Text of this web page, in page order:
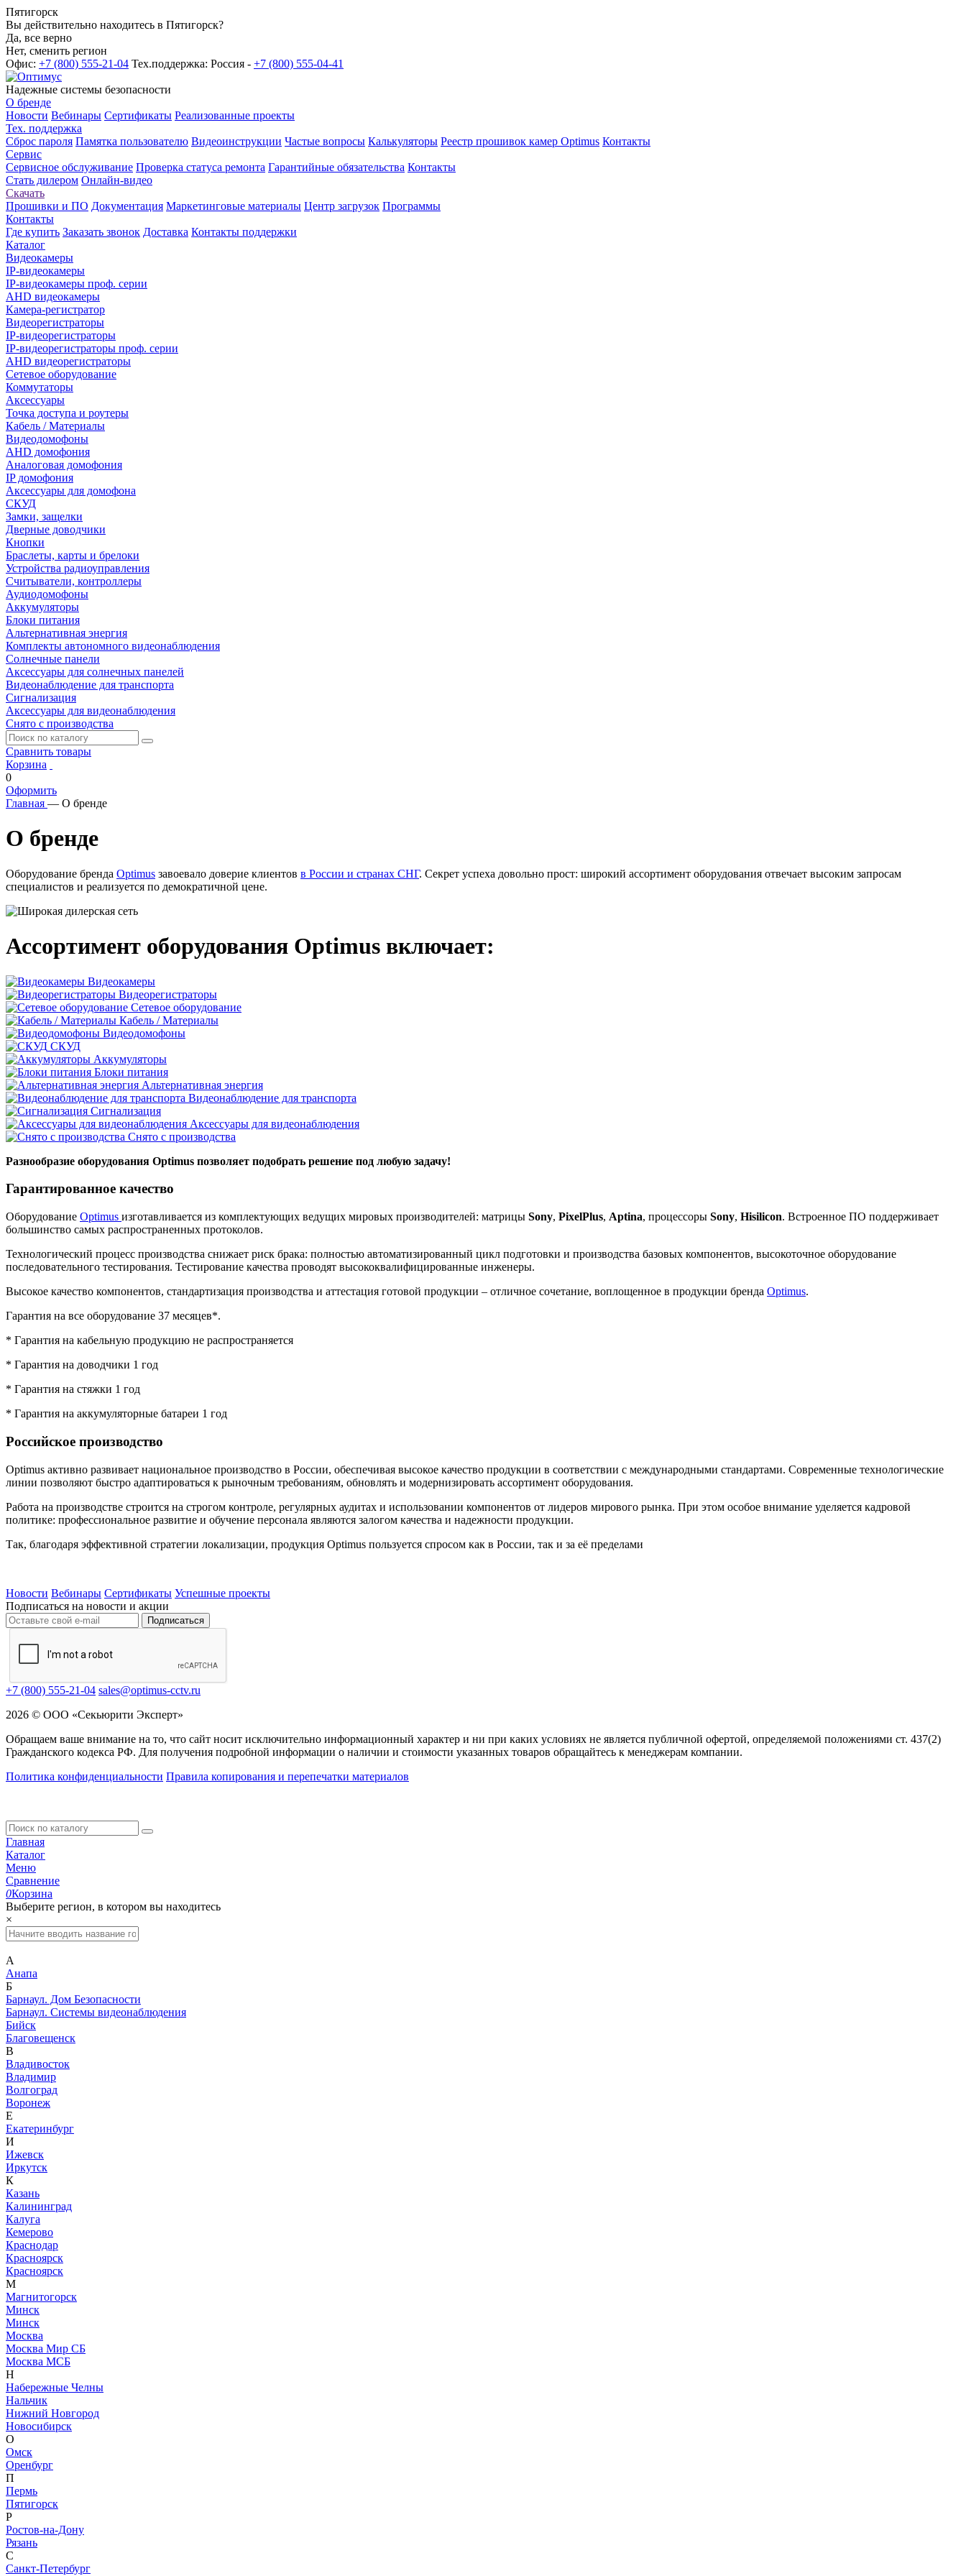
Пятигорск
Вы действительно находитесь в Пятигорск?
Да, все верно
Нет, сменить регион
Офис: +7 (800) 555-21-04 Тех.поддержка: Россия - +7 (800) 555-04-41
Надежные системы безопасности
О бренде
Новости Вебинары Сертификаты Реализованные проекты
Тех. поддержка
Сброс пароля Памятка пользователю Видеоинструкции Частые вопросы Калькуляторы Реестр прошивок камер Optimus Контакты
Сервис
Сервисное обслуживание Проверка статуса ремонта Гарантийные обязательства Контакты
Стать дилером Онлайн-видео
Скачать
Прошивки и ПО Документация Маркетинговые материалы Центр загрузок Программы
Контакты
Где купить Заказать звонок Доставка Контакты поддержки
Каталог
Видеокамеры
IP-видеокамеры
IP-видеокамеры проф. серии
AHD видеокамеры
Камера-регистратор
Видеорегистраторы
IP-видеорегистраторы
IP-видеорегистраторы проф. серии
AHD видеорегистраторы
Сетевое оборудование
Коммутаторы
Аксессуары
Точка доступа и роутеры
Кабель / Материалы
Видеодомофоны
AHD домофония
Аналоговая домофония
IP домофония
Аксессуары для домофона
СКУД
Замки, защелки
Дверные доводчики
Кнопки
Браслеты, карты и брелоки
Устройства радиоуправления
Считыватели, контроллеры
Аудиодомофоны
Аккумуляторы
Блоки питания
Альтернативная энергия
Комплекты автономного видеонаблюдения
Солнечные панели
Аксессуары для солнечных панелей
Видеонаблюдение для транспорта
Сигнализация
Аксессуары для видеонаблюдения
Снято с производства
Сравнить товары
Корзина
0
Оформить
Главная — О бренде
О бренде
Оборудование бренда Optimus завоевало доверие клиентов в России и странах СНГ. Секрет успеха довольно прост: широкий ассортимент оборудования отвечает высоким запросам
специалистов и реализуется по демократичной цене.
Ассортимент оборудования Optimus включает:
Видеокамеры
Видеорегистраторы
Сетевое оборудование
Кабель / Материалы
Видеодомофоны
СКУД
Аккумуляторы
Блоки питания
Альтернативная энергия
Видеонаблюдение для транспорта
Сигнализация
Аксессуары для видеонаблюдения
Снято с производства
Разнообразие оборудования Optimus позволяет подобрать решение под любую задачу!
Гарантированное качество
Оборудование Optimus изготавливается из комплектующих ведущих мировых производителей: матрицы Sony, PixelPlus, Aptina, процессоры Sony, Hisilicon. Встроенное ПО поддерживает
большинство самых распространенных протоколов.
Технологический процесс производства снижает риск брака: полностью автоматизированный цикл подготовки и производства базовых компонентов, высокоточное оборудование
последовательного тестирования. Тестирование качества проводят высококвалифицированные инженеры.
Высокое качество компонентов, стандартизация производства и аттестация готовой продукции – отличное сочетание, воплощенное в продукции бренда Optimus.
Гарантия на все оборудование 37 месяцев*.
* Гарантия на кабельную продукцию не распространяется
* Гарантия на доводчики 1 год
* Гарантия на стяжки 1 год
* Гарантия на аккумуляторные батареи 1 год
Российское производство
Optimus активно развивает национальное производство в России, обеспечивая высокое качество продукции в соответствии с международными стандартами. Современные технологические
линии позволяют быстро адаптироваться к рыночным требованиям, обновлять и модернизировать ассортимент оборудования.
Работа на производстве строится на строгом контроле, регулярных аудитах и использовании компонентов от лидеров мирового рынка. При этом особое внимание уделяется кадровой
политике: профессиональное развитие и обучение персонала являются залогом качества и надежности продукции.
Так, благодаря эффективной стратегии локализации, продукция Optimus пользуется спросом как в России, так и за её пределами
Новости Вебинары Сертификаты Успешные проекты
Подписаться на новости и акции
Подписаться
+7 (800) 555-21-04 sales@optimus-cctv.ru
2026 © ООО «Секьюрити Эксперт»
Обращаем ваше внимание на то, что сайт носит исключительно информационный характер и ни при каких условиях не является публичной офертой, определяемой положениями ст. 437(2)
Гражданского кодекса РФ. Для получения подробной информации о наличии и стоимости указанных товаров обращайтесь к менеджерам компании.
Политика конфиденциальности Правила копирования и перепечатки материалов
Главная
Каталог
Меню
Сравнение
0Корзина
Выберите регион, в котором вы находитесь
×
А
Анапа
Б
Барнаул. Дом Безопасности
Барнаул. Системы видеонаблюдения
Бийск
Благовещенск
В
Владивосток
Владимир
Волгоград
Воронеж
Е
Екатеринбург
И
Ижевск
Иркутск
К
Казань
Калининград
Калуга
Кемерово
Краснодар
Красноярск
Красноярск
М
Магнитогорск
Минск
Минск
Москва
Москва Мир СБ
Москва МСБ
Н
Набережные Челны
Нальчик
Нижний Новгород
Новосибирск
О
Омск
Оренбург
П
Пермь
Пятигорск
Р
Ростов-на-Дону
Рязань
С
Санкт-Петербург